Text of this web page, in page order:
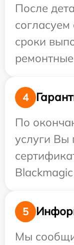
После
согласуем
сроки
4
По
услуги Вы
5
Мы